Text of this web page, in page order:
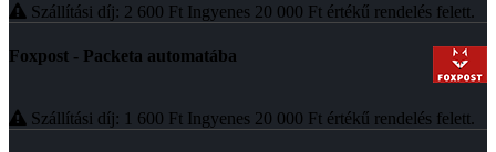
Szállítási díj: 2 600 Ft Ingyenes 20 000 Ft értékű rendelés felett.
Foxpost - Packeta automatába
Szállítási díj: 1 600 Ft Ingyenes 20 000 Ft értékű rendelés felett.